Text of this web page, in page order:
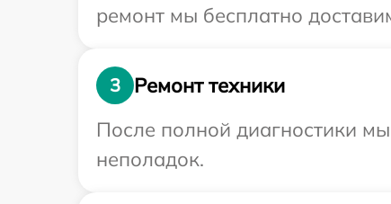
ремонт мы бесплатно
3
Ремонт техники
После полной диагностики
неполадок.